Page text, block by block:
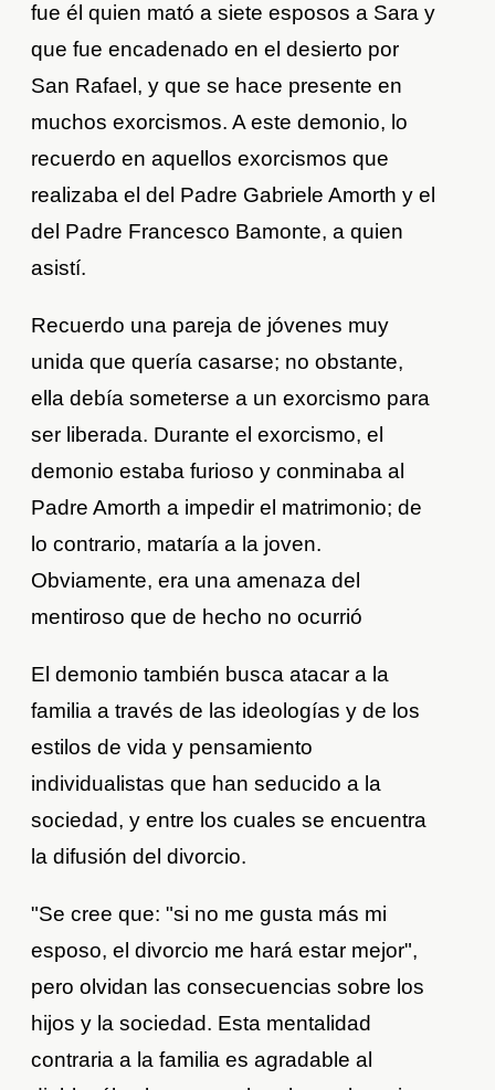
fue él quien mató a siete esposos a Sara y
que fue encadenado en el desierto por
San Rafael, y que se hace presente en
muchos exorcismos. A este demonio, lo
recuerdo en aquellos exorcismos que
realizaba el del Padre Gabriele Amorth y el
del Padre Francesco Bamonte, a quien
asistí.
Recuerdo una pareja de jóvenes muy
unida que quería casarse; no obstante,
ella debía someterse a un exorcismo para
ser liberada. Durante el exorcismo, el
demonio estaba furioso y conminaba al
Padre Amorth a impedir el matrimonio; de
lo contrario, mataría a la joven.
Obviamente, era una amenaza del
mentiroso que de hecho no ocurrió
El demonio también busca atacar a la
familia a través de las ideologías y de los
estilos de vida y pensamiento
individualistas que han seducido a la
sociedad, y entre los cuales se encuentra
la difusión del divorcio.
"Se cree que: "si no me gusta más mi
esposo, el divorcio me hará estar mejor",
pero olvidan las consecuencias sobre los
hijos y la sociedad. Esta mentalidad
contraria a la familia es agradable al